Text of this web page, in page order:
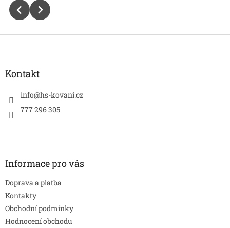
Z
Kontakt
info@hs-kovani.cz
777 296 305
Informace pro vás
Doprava a platba
Kontakty
Obchodní podmínky
Hodnocení obchodu